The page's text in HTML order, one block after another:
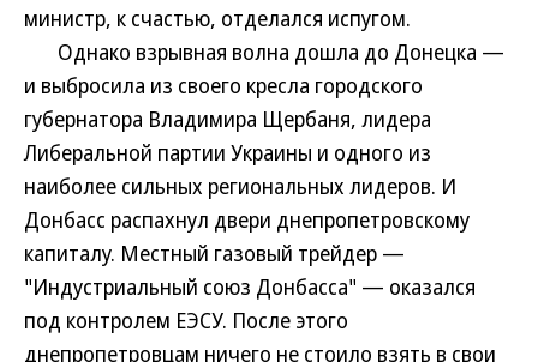
министр, к счастью, отделался испугом.
Однако взрывная волна дошла до Донецка —
и выбросила из своего кресла городского
губернатора Владимира Щербаня, лидера
Либеральной партии Украины и одного из
наиболее сильных региональных лидеров. И
Донбасс распахнул двери днепропетровскому
капиталу. Местный газовый трейдер —
"Индустриальный союз Донбасса" — оказался
под контролем ЕЭСУ. После этого
днепропетровцам ничего не стоило взять в свои